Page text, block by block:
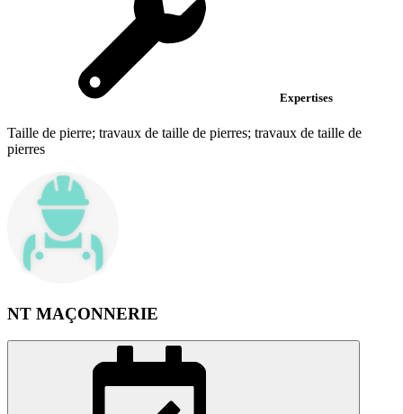
Expertises
Taille de pierre; travaux de taille de pierres; travaux de taille de
pierres
NT MAÇONNERIE